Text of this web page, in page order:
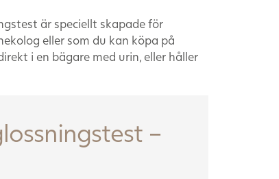
är speciellt skapade för
eller som du kan köpa på
i en bägare med urin, eller håller
–